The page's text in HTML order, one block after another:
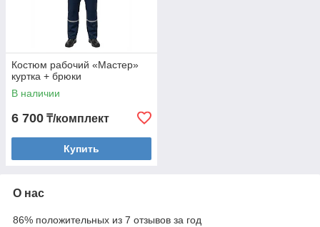
Костюм рабочий «Мастер»
куртка + брюки
В наличии
6 700 ₸/комплект
Купить
О нас
86% положительных из 7 отзывов за год